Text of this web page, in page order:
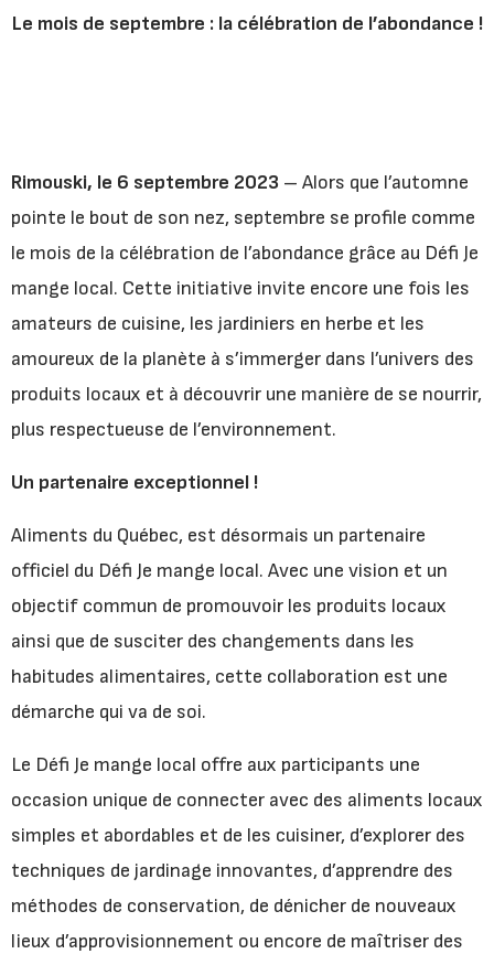
Le mois de septembre : la célébration de l’abondance !
Rimouski, le 6 septembre 2023 – Alors que l’automne
pointe le bout de son nez, septembre se profile comme
le mois de la célébration de l’abondance grâce au Défi Je
mange local. Cette initiative invite encore une fois les
amateurs de cuisine, les jardiniers en herbe et les
amoureux de la planète à s’immerger dans l’univers des
produits locaux et à découvrir une manière de se nourrir,
plus respectueuse de l’environnement.
Un partenaire exceptionnel !
Aliments du Québec, est désormais un partenaire
officiel du Défi Je mange local. Avec une vision et un
objectif commun de promouvoir les produits locaux
ainsi que de susciter des changements dans les
habitudes alimentaires, cette collaboration est une
démarche qui va de soi.
Le Défi Je mange local offre aux participants une
occasion unique de connecter avec des aliments locaux
simples et abordables et de les cuisiner, d’explorer des
techniques de jardinage innovantes, d’apprendre des
méthodes de conservation, de dénicher de nouveaux
lieux d’approvisionnement ou encore de maîtriser des